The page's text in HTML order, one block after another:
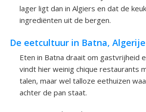
lager ligt dan in Algiers en dat de
ingrediënten uit de bergen.
De eetcultuur in Batna, Algerije
Eten in Batna draait om gastvrijheid
vindt hier weinig chique restaurants
talen, maar wel talloze eethuizen
achter de pan staat.